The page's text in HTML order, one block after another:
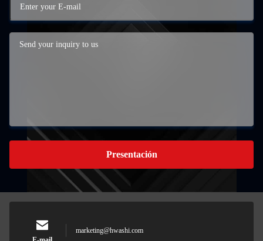
Presentación
marketing@hwashi.com